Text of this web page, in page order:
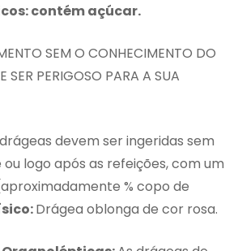
contém açúcar.
SEM O CONHECIMENTO DO
SER PERIGOSO PARA A SUA
devem ser ingeridas sem
logo após as refeições, com um
% copo de
Drágea oblonga de cor rosa.